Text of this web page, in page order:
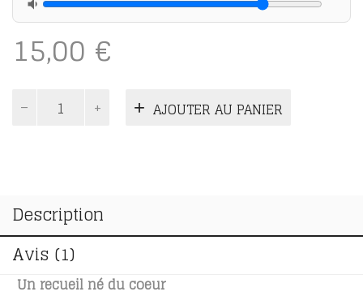
15,00 €
de AJOUTER AU PANIER
Description
Avis (1)
Un recueil né du coeur